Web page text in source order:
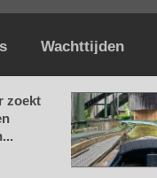
Wachttijden
zoekt